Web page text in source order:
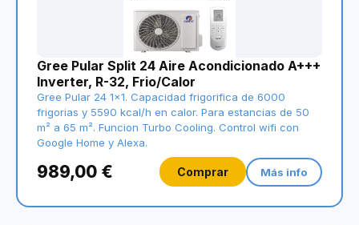
Gree Pular Split 24 Aire Acondicionado A+++
Inverter, R-32, Frio/Calor
Gree Pular 24 1x1. Capacidad frigorifica de 6000
frigorias y 5590 kcal/h en calor. Para estancias de 50
m² a 65 m². Funcion Turbo Cooling. Control wifi con
Google Home y Alexa.
989,00 € Comprar Más info